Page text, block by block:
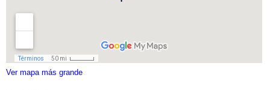
Ver mapa más grande